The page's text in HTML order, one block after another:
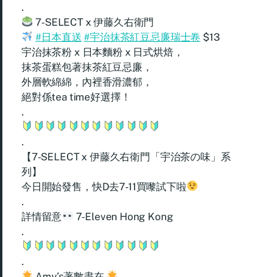
.
7-SELECT x 伊藤久右衛門
#日本直送 #宇治抹茶紅豆忌廉瑞士卷 $13
宇治抹茶粉 x 日本麵粉 x 日式烘焙，
抹茶蛋糕包著抹茶紅豆忌廉，
外層軟綿綿，內裡香滑濃郁，
絕對係tea time好選擇！
.
.
【7-SELECT x 伊藤久右衛門「宇治茶の味」系
列】
今日開始發售，快D去7-11買嚟試下啦
.
詳情留意
7-Eleven Hong Kong
.
.